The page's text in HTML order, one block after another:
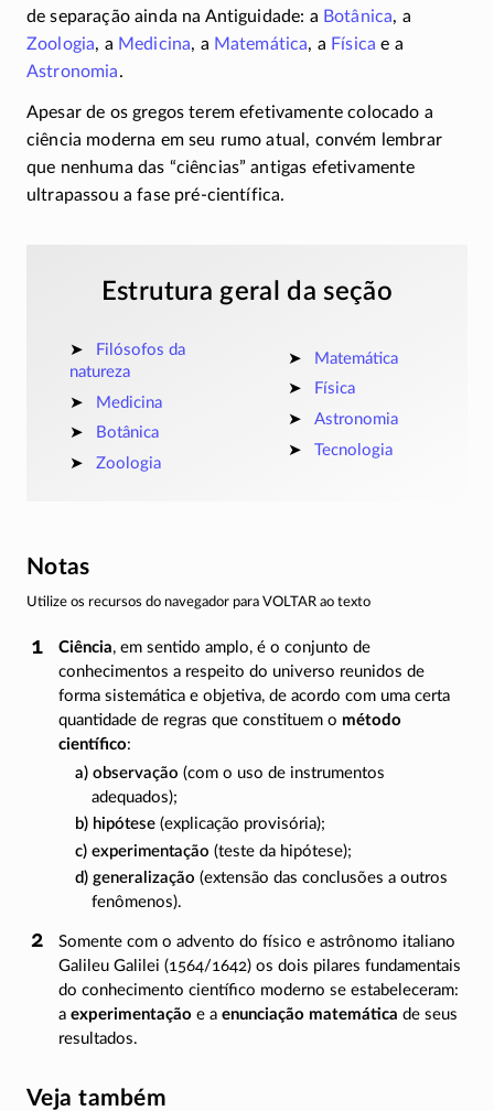
de separação ainda na Antiguidade: a Botânica, a
Zoologia, a Medicina, a Matemática, a Física e a
Astronomia.
Apesar de os gregos terem efetivamente colocado a
ciência moderna em seu rumo atual, convém lembrar
que nenhuma das “ciências” antigas efetivamente
ultrapassou a fase pré-científica.
Estrutura geral da seção
Filósofos da
natureza
Medicina
Botânica
Zoologia
Matemática
Física
Astronomia
Tecnologia
Notas
Utilize os recursos do navegador para VOLTAR ao texto
Ciência, em sentido amplo, é o conjunto de
conhecimentos a respeito do universo reunidos de
forma sistemática e objetiva, de acordo com uma certa
quantidade de regras que constituem o método
científico:
a) observação (com o uso de instrumentos
adequados);
b) hipótese (explicação provisória);
c) experimentação (teste da hipótese);
d) generalização (extensão das conclusões a outros
fenômenos).
Somente com o advento do físico e astrônomo italiano
Galileu Galilei (1564/1642)os dois pilares fundamentais
do conhecimento científico moderno se estabeleceram:
a experimentação e a enunciação matemática de seus
resultados.
Veja também